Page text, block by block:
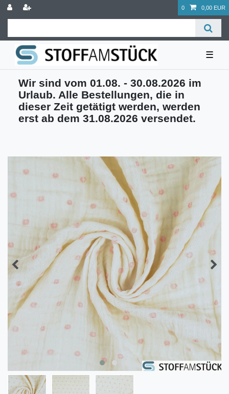
0 0,00 EUR
☰
Wir sind vom 01.08. - 30.08.2026 im
Urlaub. Alle Bestellungen, die in
dieser Zeit getätigt werden, werden
erst ab dem 31.08.2026 versendet.